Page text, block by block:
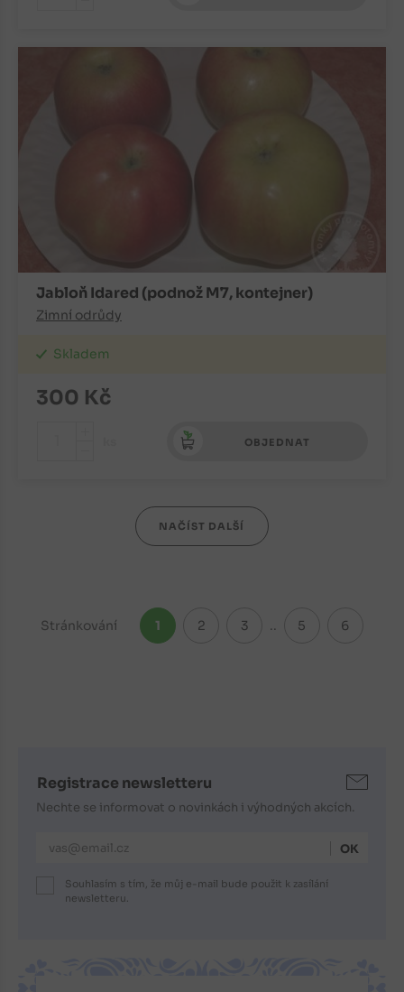
Jabloň Idared (podnož M7, kontejner)
Zimní odrůdy
Skladem
300 Kč
OBJEDNAT
NAČÍST DALŠÍ
Stránkování 1 2 3 .. 5 6
Registrace newsletteru
Nechte se informovat o novinkách i výhodných akcích.
E-mailová adresa
Souhlasím s tím, že můj e-mail bude použit k zasílání
newsletteru.